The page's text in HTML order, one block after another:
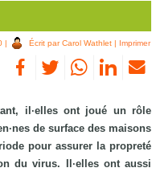
| Écrit par Carol Wathlet | Imprimer
il·elles ont joué un rôle
de surface des maisons
pour assurer la propreté
du virus. Il·elles ont aussi